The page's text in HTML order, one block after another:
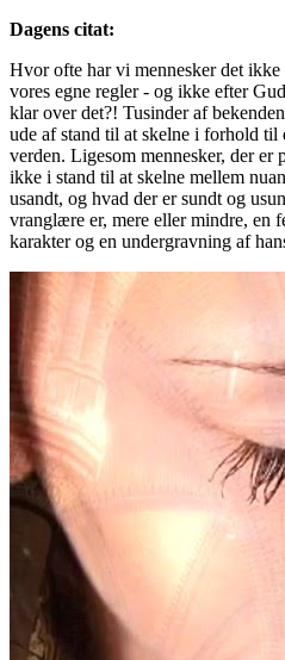
Dagens citat:
Hvor ofte har vi mennesker det ikke
vores egne regler - og ikke efter
klar over det?! Tusinder af
ude af stand til at skelne i forhold til
verden. Ligesom mennesker, der er
ikke i stand til at skelne mellem
usandt, og hvad der er sundt og
vranglære er, mere eller mindre, en
karakter og en undergravning af